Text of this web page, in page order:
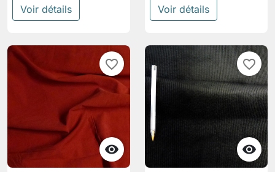
Voir détails Voir détails

favorite_border

favorite_border